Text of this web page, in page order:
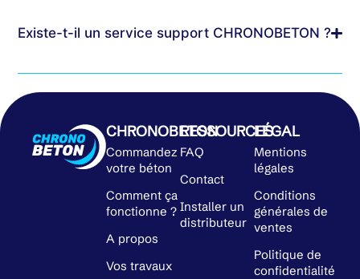
Existe-t-il un service support CHRONOBETON ?
CHRONOBETON
Commandez
votre béton
Comment ça
fonctionne ?
A propos
Vos travaux
RESSOURCES
FAQ
Contact
Installer un
distributeur
LÉGAL
Mentions
légales
Conditions
générales de
ventes
Politique de
confidentialité